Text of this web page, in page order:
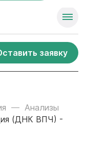
заявку
Анализы
(ДНК ВПЧ) -